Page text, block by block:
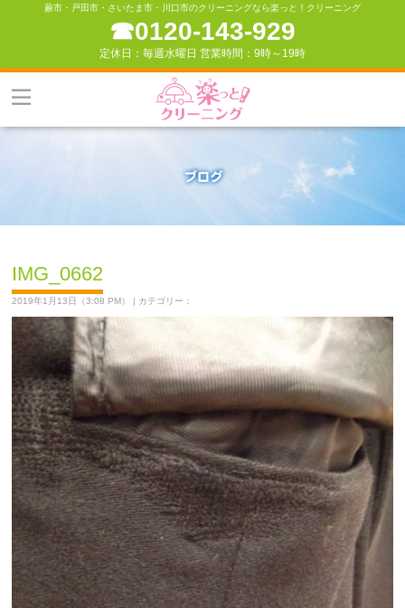
蕨市・戸田市・さいたま市・川口市のクリーニングなら楽っと！クリーニング
☎︎0120-143-929
定休日：毎週水曜日 営業時間：9時～19時
IMG_0662
2019年1月13日（3:08 PM） | カテゴリー：